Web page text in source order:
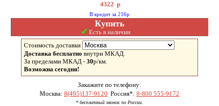
4322 р
В кредит за 216р
Купить
✓ Есть в наличии
Стоимость доставки
Доставка бесплатно внутри МКАД.
За пределами МКАД - 30р/км.
Возможна сегодня!
Закажите по телефону:
Москва: 8(495)137-9120 Россия*: 8-800 555-9172
* бесплатный звонок по России.